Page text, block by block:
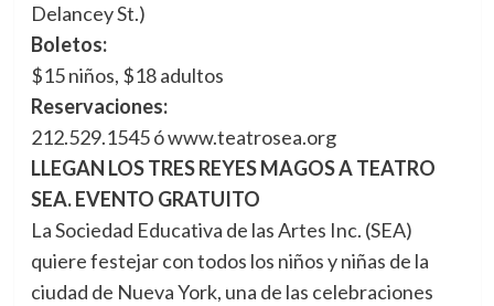
Delancey St.)
Boletos:
$15 niños, $18 adultos
Reservaciones:
212.529.1545 ó www.teatrosea.org
LLEGAN LOS TRES REYES MAGOS A TEATRO
SEA. EVENTO GRATUITO
La Sociedad Educativa de las Artes Inc. (SEA)
quiere festejar con todos los niños y niñas de la
ciudad de Nueva York, una de las celebraciones